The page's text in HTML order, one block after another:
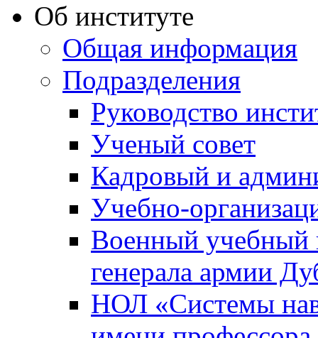
Об институте
Общая информация
Подразделения
Руководство
Ученый совет
Кадровый и
Учебно-
Военный учебный
генерала армии
НОЛ «Системы